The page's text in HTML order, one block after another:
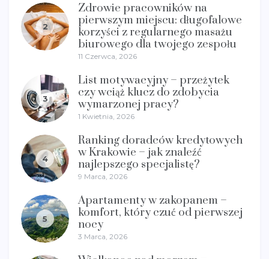
2
Zdrowie pracowników na
pierwszym miejscu: długofalowe
korzyści z regularnego masażu
biurowego dla twojego zespołu
11 Czerwca, 2026
3
List motywacyjny – przeżytek
czy wciąż klucz do zdobycia
wymarzonej pracy?
1 Kwietnia, 2026
4
Ranking doradców kredytowych
w Krakowie – jak znaleźć
najlepszego specjalistę?
9 Marca, 2026
5
Apartamenty w zakopanem –
komfort, który czuć od pierwszej
nocy
3 Marca, 2026